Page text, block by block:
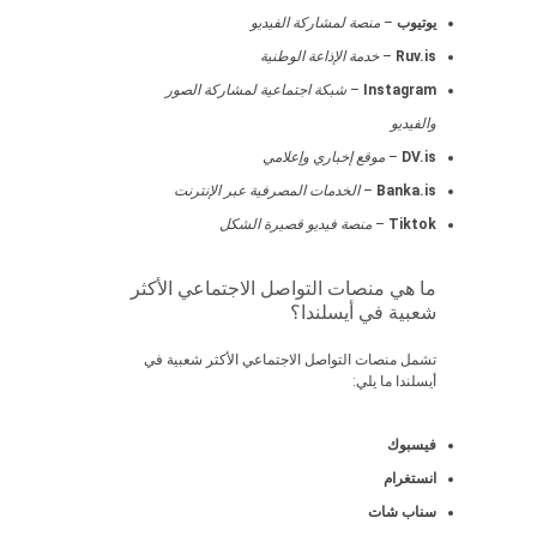
يوتيوب – منصة لمشاركة الفيديو
Ruv.is
–خدمة الإذاعة الوطنية
Instagram
– شبكة اجتماعية لمشاركة الصور
والفيديو
DV.is
– موقع إخباري وإعلامي
Banka.is
–الخدمات المصرفية عبر الإنترنت
Tiktok
– منصة فيديو قصيرة الشكل
ما هي منصات التواصل الاجتماعي الأكثر
شعبية في أيسلندا؟
تشمل منصات التواصل الاجتماعي الأكثر شعبية في
أيسلندا ما يلي:
فيسبوك
انستغرام
سناب شات